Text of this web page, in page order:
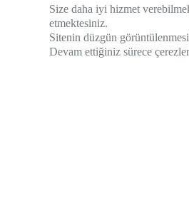
Çocuk Ürünleri
Diğer Ürünler
Size daha iyi hizmet
etmektesiniz.
Sitenin düzgün
Devam ettiğiniz sürece